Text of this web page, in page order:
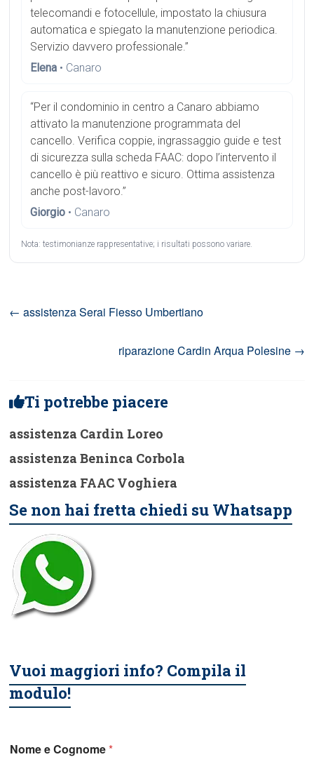
telecomandi e fotocellule, impostato la chiusura
automatica e spiegato la manutenzione periodica.
Servizio davvero professionale.”
Elena • Canaro
“Per il condominio in centro a Canaro abbiamo
attivato la manutenzione programmata del
cancello. Verifica coppie, ingrassaggio guide e test
di sicurezza sulla scheda FAAC: dopo l’intervento il
cancello è più reattivo e sicuro. Ottima assistenza
anche post-lavoro.”
Giorgio • Canaro
Nota: testimonianze rappresentative; i risultati possono variare.
← assistenza Serai Fiesso Umbertiano
riparazione Cardin Arqua Polesine →
Ti potrebbe piacere
assistenza Cardin Loreo
assistenza Beninca Corbola
assistenza FAAC Voghiera
Se non hai fretta chiedi su Whatsapp
Vuoi maggiori info? Compila il
modulo!
Nome e Cognome*